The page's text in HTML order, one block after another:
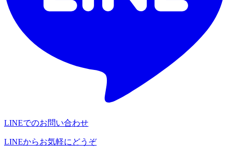
LINEでのお問い合わせ
LINEからお気軽にどうぞ